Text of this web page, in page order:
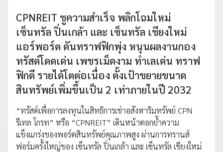
CPNREIT ชูความสำเร็จ พลิกโฉมใหม่
เซ็นทรัล ปิ่นเกล้า และ เซ็นทรัล เชียงใหม่
แอร์พอร์ต ดันทราฟฟิกพุ่ง หนุนผลงานกอง
ทรัสต์โดดเด่น เพชรเม็ดงาม ทำเลเด่น ทราฟ
ฟิกดี รายได้โตต่อเนื่อง ตั้งเป้าขยายขนาด
สินทรัพย์เพิ่มขึ้นเป็น 2 เท่าภายในปี 2032
“ทรัสต์เพื่อการลงทุนในสิทธิการเช่าอสังหาริมทรัพย์ CPN
รีเทล โกรท” หรือ “CPNREIT” เดินหน้าตอกย้ำความ
แข็งแกร่งของพอร์ตสินทรัพย์คุณภาพสูง ผ่านการทรานส์
ฟอร์มครั้งใหญ่ของ เซ็นทรัล ปิ่นเกล้า และ เซ็นทรัล เชียงใหม่